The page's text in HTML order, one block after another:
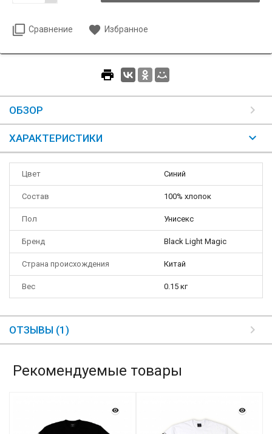
Сравнение Избранное
ОБЗОР
ХАРАКТЕРИСТИКИ
Цвет Синий
Состав 100% хлопок
Пол Унисекс
Бренд Black Light Magic
Страна происхождения Китай
Вес 0.15 кг
ОТЗЫВЫ (1)
Рекомендуемые товары